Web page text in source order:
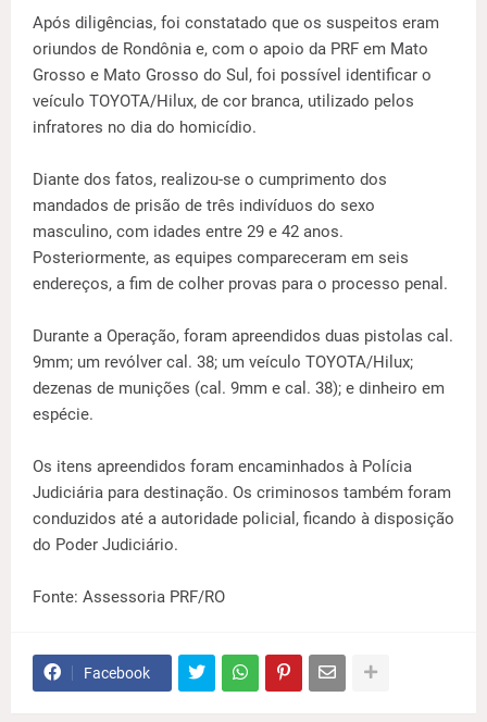
Após diligências, foi constatado que os suspeitos eram
oriundos de Rondônia e, com o apoio da PRF em Mato
Grosso e Mato Grosso do Sul, foi possível identificar o
veículo TOYOTA/Hilux, de cor branca, utilizado pelos
infratores no dia do homicídio.
Diante dos fatos, realizou-se o cumprimento dos
mandados de prisão de três indivíduos do sexo
masculino, com idades entre 29 e 42 anos.
Posteriormente, as equipes compareceram em seis
endereços, a fim de colher provas para o processo penal.
Durante a Operação, foram apreendidos duas pistolas cal.
9mm; um revólver cal. 38; um veículo TOYOTA/Hilux;
dezenas de munições (cal. 9mm e cal. 38); e dinheiro em
espécie.
Os itens apreendidos foram encaminhados à Polícia
Judiciária para destinação. Os criminosos também foram
conduzidos até a autoridade policial, ficando à disposição
do Poder Judiciário.
Fonte: Assessoria PRF/RO
Facebook